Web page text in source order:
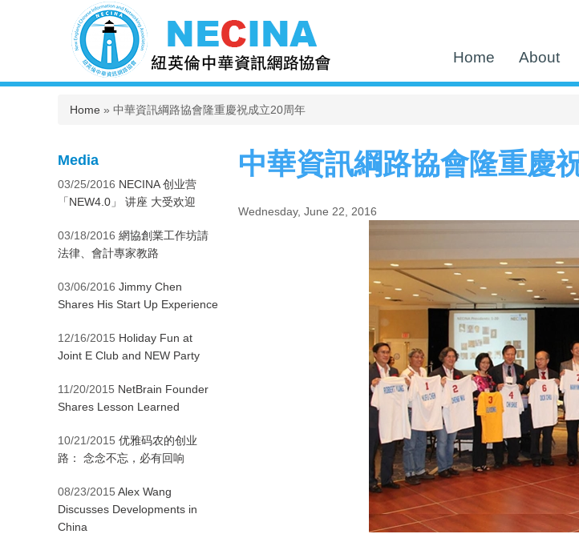
Home About
You are here
Home » 中華資訊綱路協會隆重慶祝成立20周年
中華資訊綱路協會隆重慶
Wednesday, June 22, 2016
Media
03/25/2016 NECINA 创业营
「NEW4.0」 讲座 大受欢迎
03/18/2016 網協創業工作坊請
法律、會計專家教路
03/06/2016 Jimmy Chen
Shares His Start Up Experience
12/16/2015 Holiday Fun at
Joint E Club and NEW Party
11/20/2015 NetBrain Founder
Shares Lesson Learned
10/21/2015 优雅码农的创业
路： 念念不忘，必有回响
08/23/2015 Alex Wang
Discusses Developments in
China